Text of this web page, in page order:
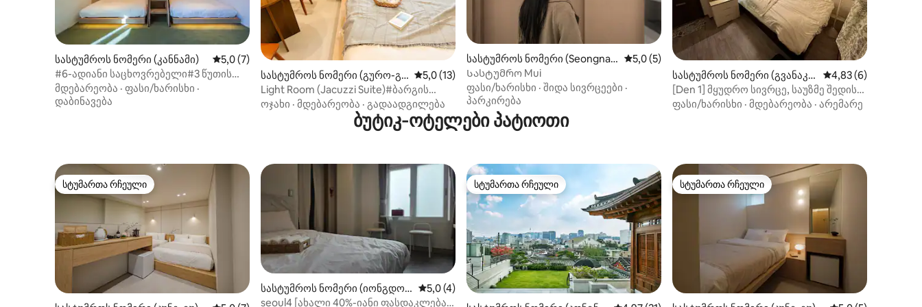
სასტუმროს ნომერი (კანნამი) საშუალო შეფასებაა 5‑დან 5,0, 7 მიმოხილვა
5,0 (7)
#6-ადიანი საცხოვრებელი#3 წუთის
სავალზე განგნამის სადგურიდან#6
ადამიანამდე#პარკირების
მდებარეობა · ფასი/ხარისხი ·
დაბინავება
სასტუმროს ნომერი (გურო-გ
უ)
საშუალო შეფასებაა 5‑დან 5,0, 13 მიმოხილვა
5,0 (13)
Light Room (Jacuzzi Suite)#ბარგის
შენახვა#პარკირების
შესაძლებლობა#გუილის
სადგური#კოჩეკდომიდან 3
ოჯახი · მდებარეობა · გადაადგილება
სასტუმროს ნომერი (Seongna
m-si)
საშუალო შეფასებაა 5‑დან 5,0, 5 მიმოხილვა
5,0 (5)
Სასტუმრო Mui
ფასი/ხარისხი · შიდა სივრცეები ·
პარკირება
სასტუმროს ნომერი (გვანაკ-
გუ)
საშუალო
4,83 (6)
[Den 1] მყუდრო სივრცე, საუზმე შედის
ფასში, სინლიმის სადგურამდე და
ფასი/ხარისხი · მდებარეობა · არემარე
ბუტიკ‑ოტელები პატიოთი
სტუმართა რჩეული
სტუმართა რჩეული
სასტუმროს ნომერი (იონგდონ
გპო-გუ)
საშუალო შეფასებაა 5‑დან 5,0, 4 მიმოხილვა
5,0 (4)
seoul4 [ახალი 40%-იანი ფასდაკლება]
სტუმართა რჩეული
სტუმართა რჩეული სტუმართა რჩეული
სტუმართა რჩეული